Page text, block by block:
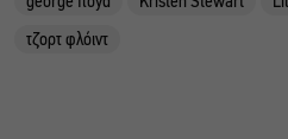
τζορτ φλόιντ